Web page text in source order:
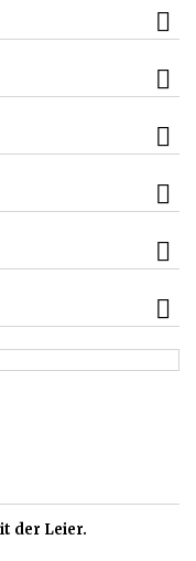
der Leier.